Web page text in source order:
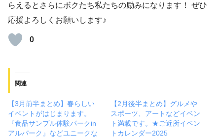
らえるとさらにボクたち私たちの励みになります！ ぜひ
応援よろしくお願いします♪
0
関連
【3月前半まとめ】春らしい
イベントがはじまります。
『食品サンプル体験パークin
アルパーク』などユニークな
【2月後半まとめ】グルメや
スポーツ、アートなどイベン
ト満載です。★ご近所イベン
トカレンダー2025